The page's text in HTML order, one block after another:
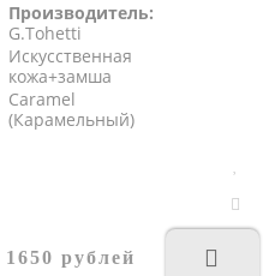
Производитель:
G.Tohetti
Искусственная
кожа+замша
Caramel
(Карамельный)
1650 рублей